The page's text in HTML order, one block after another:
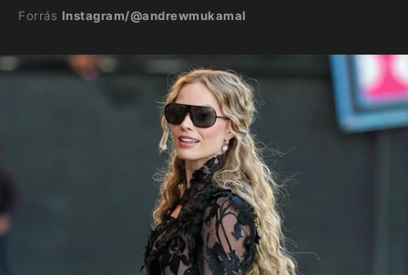
Forrás Instagram/@andrewmukamal